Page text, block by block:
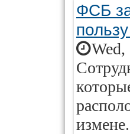
ФСБ
Wed,
измене.